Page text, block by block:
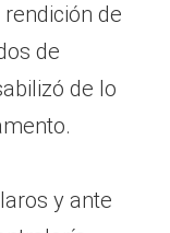
de
de
de lo
y ante